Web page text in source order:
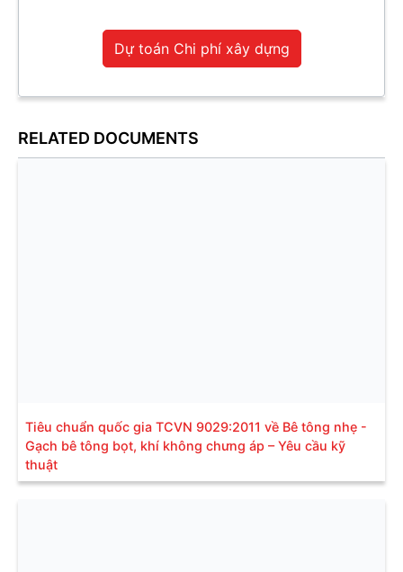
Dự toán Chi phí xây dựng
RELATED DOCUMENTS
Tiêu chuẩn quốc gia TCVN 9029:2011 về Bê tông nhẹ -
Gạch bê tông bọt, khí không chưng áp – Yêu cầu kỹ
thuật